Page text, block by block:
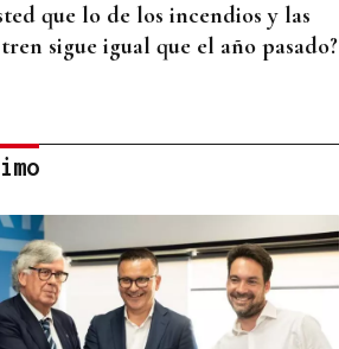
que lo de los incendios y las
sigue igual que el año pasado?